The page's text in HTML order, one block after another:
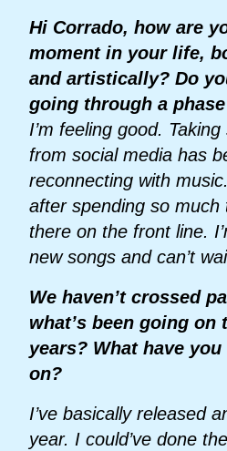
Hi Corrado, how are
moment in your life,
and artistically? Do
going through a
I’m feeling good.
from social media has
reconnecting with
after spending so
there on the front line.
new songs and can’t
We haven’t crossed
what’s been going on
years? What have
on?
I’ve basically released
year. I could’ve done